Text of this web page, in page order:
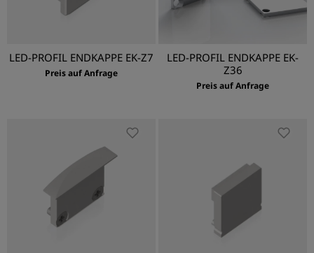
LED-PROFIL ENDKAPPE EK-Z7
Preis auf Anfrage
LED-PROFIL ENDKAPPE EK-
Z36
Preis auf Anfrage